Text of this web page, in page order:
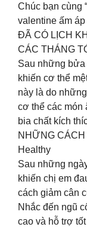
Chúc bạn cùng
valentine ấm
ĐÃ CÓ LỊCH
CÁC THÁNG
Sau những bửa
khiến cơ thể
này là do
cơ thể các món
bia chất kích
NHỮNG
Healthy
Sau những
khiến chị em
cách giảm cân
Nhắc đến ngũ
cao và hỗ trợ